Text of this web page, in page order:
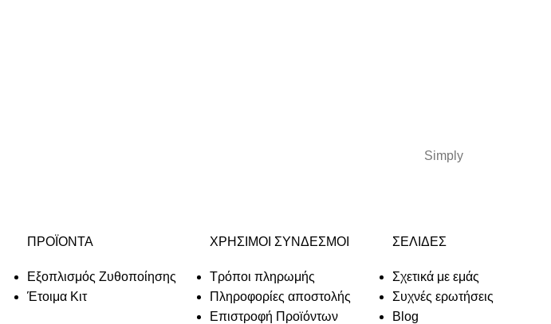
Simply
ΠΡΟΪΟΝΤΑ
Εξοπλισμός Ζυθοποίησης
Έτοιμα Κιτ
ΧΡΗΣΙΜΟΙ ΣΥΝΔΕΣΜΟΙ
Τρόποι πληρωμής
Πληροφορίες αποστολής
Επιστροφή Προϊόντων
ΣΕΛΙΔΕΣ
Σχετικά με εμάς
Συχνές ερωτήσεις
Blog